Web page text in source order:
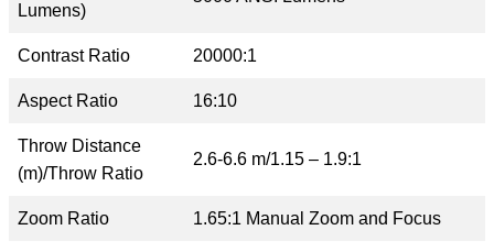
Lumens)
Contrast Ratio 20000:1
Aspect Ratio 16:10
Throw Distance
(m)/Throw Ratio
2.6-6.6 m/1.15 – 1.9:1
Zoom Ratio 1.65:1 Manual Zoom and Focus